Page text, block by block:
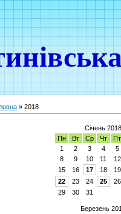
» 2018
Січень
Пн
Вт Ср Чт
Пт
1
2 3 4
5
8
9 10 11
12
15
16 17 18
19
22
23 24 25
26
29
30 31
Березень